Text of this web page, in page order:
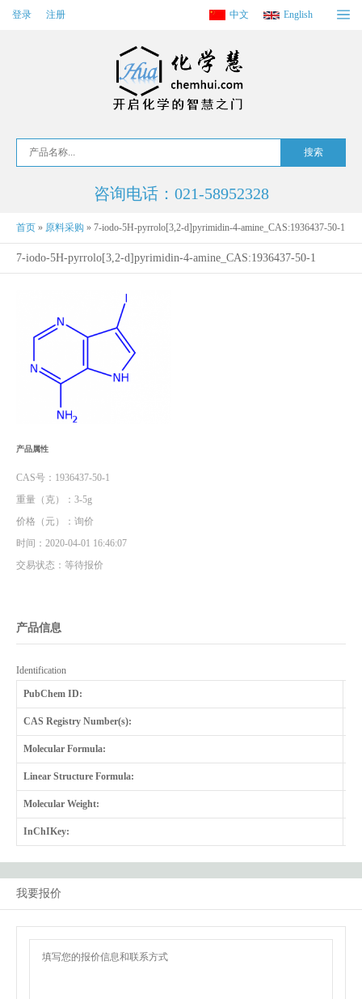
登录 注册 中文 English
咨询电话：021-58952328
首页 » 原料采购 » 7-iodo-5H-pyrrolo[3,2-d]pyrimidin-4-amine_CAS:1936437-50-1
7-iodo-5H-pyrrolo[3,2-d]pyrimidin-4-amine_CAS:1936437-50-1
产品属性
CAS号：1936437-50-1
重量（克）：3-5g
价格（元）：询价
时间：2020-04-01 16:46:07
交易状态：等待报价
产品信息
Identification
PubChem ID:
CAS Registry Number(s):
Molecular Formula:
Linear Structure Formula:
Molecular Weight:
InChIKey:
我要报价